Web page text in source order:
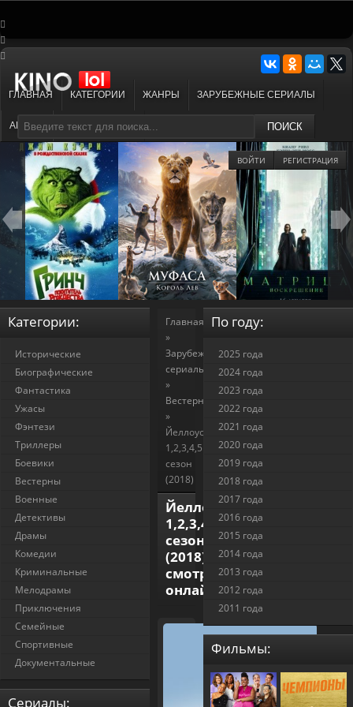
ПОИСК
ВОЙТИ РЕГИСТРАЦИЯ
ГЛАВНАЯ КАТЕГОРИИ ЖАНРЫ ЗАРУБЕЖНЫЕ СЕРИАЛЫ
АНИМЕ МУЛЬТФИЛЬМЫ
Главная
»
Зарубежные
сериалы
»
Вестерны
»
Йеллоустоун
1,2,3,4,5
сезон
(2018)
Йеллоустоун
1,2,3,4,5
сезон
(2018)
смотреть
онлайн
Категории:
Исторические
Биографические
Фантастика
Ужасы
Фэнтези
Триллеры
Боевики
Вестерны
Военные
Детективы
Драмы
Комедии
Криминальные
Мелодрамы
Приключения
Семейные
Спортивные
Документальные
Cериалы:
По году:
2025 года
2024 года
2023 года
2022 года
2021 года
2020 года
2019 года
2018 года
2017 года
2016 года
2015 года
2014 года
2013 года
2012 года
2011 года
Фильмы: